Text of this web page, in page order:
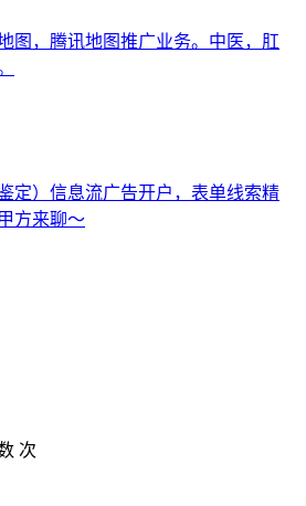
图，腾讯地图推广业务。中医，肛
定）信息流广告开户，表单线索精
方来聊～
次